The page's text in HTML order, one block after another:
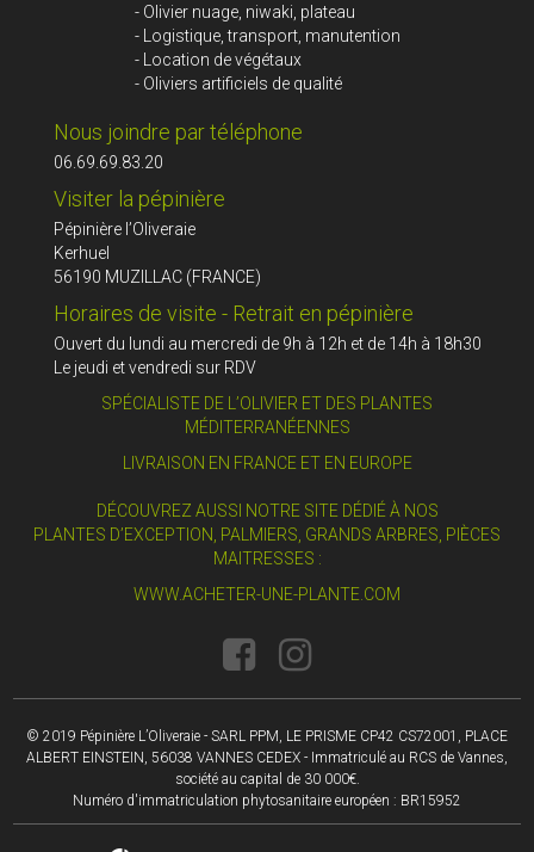
- Olivier nuage, niwaki, plateau
- Logistique, transport, manutention
- Location de végétaux
- Oliviers artificiels de qualité
Nous joindre par téléphone
06.69.69.83.20
Visiter la pépinière
Pépinière l’Oliveraie
Kerhuel
56190 MUZILLAC (FRANCE)
Horaires de visite - Retrait en pépinière
Ouvert du lundi au mercredi de 9h à 12h et de 14h à 18h30
Le jeudi et vendredi sur RDV
SPÉCIALISTE DE L’OLIVIER ET DES PLANTES
MÉDITERRANÉENNES
LIVRAISON EN FRANCE ET EN EUROPE
DÉCOUVREZ AUSSI NOTRE SITE DÉDIÉ À NOS
PLANTES D’EXCEPTION, PALMIERS, GRANDS ARBRES, PIÈCES
MAITRESSES :
WWW.ACHETER-UNE-PLANTE.COM
© 2019 Pépinière L’Oliveraie - SARL PPM, LE PRISME CP42 CS72001, PLACE
ALBERT EINSTEIN, 56038 VANNES CEDEX - Immatriculé au RCS de Vannes,
société au capital de 30 000€.
Numéro d'immatriculation phytosanitaire européen : BR15952